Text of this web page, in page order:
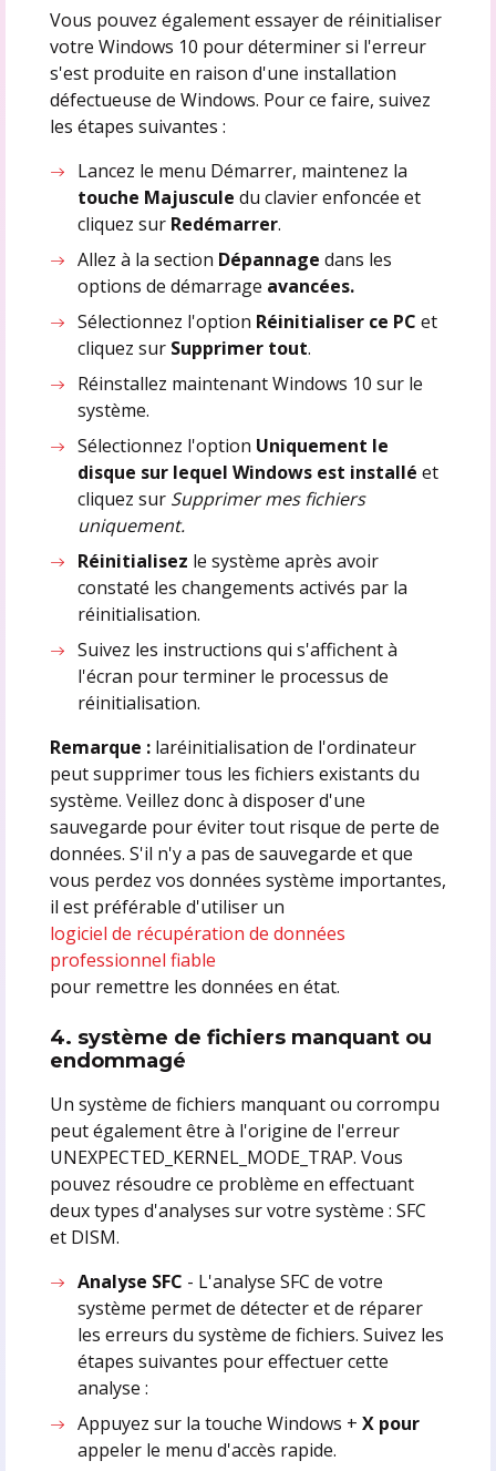
Vous pouvez également essayer de réinitialiser
votre Windows 10 pour déterminer si l'erreur
s'est produite en raison d'une installation
défectueuse de Windows. Pour ce faire, suivez
les étapes suivantes :
Lancez le menu Démarrer, maintenez la
touche Majusculedu clavier enfoncée et
cliquez sur Redémarrer.
Allez à la section Dépannagedans les
options de démarrage avancées.
Sélectionnez l'option Réinitialiser ce PCet
cliquez sur Supprimer tout.
Réinstallez maintenant Windows 10 sur le
système.
Sélectionnez l'option Uniquement le
disque sur lequel Windows est installéet
cliquez sur Supprimer mes fichiers
uniquement.
Réinitialisez le système après avoir
constaté les changements activés par la
réinitialisation.
Suivez les instructions qui s'affichent à
l'écran pour terminer le processus de
réinitialisation.
Remarque : laréinitialisation de l'ordinateur
peut supprimer tous les fichiers existants du
système. Veillez donc à disposer d'une
sauvegarde pour éviter tout risque de perte de
données. S'il n'y a pas de sauvegarde et que
vous perdez vos données système importantes,
il est préférable d'utiliser un
logiciel de récupération de données
professionnel fiable
pour remettre les données en état.
4. système de fichiers manquant ou
endommagé
Un système de fichiers manquant ou corrompu
peut également être à l'origine de l'erreur
UNEXPECTED_KERNEL_MODE_TRAP. Vous
pouvez résoudre ce problème en effectuant
deux types d'analyses sur votre système : SFC
et DISM.
Analyse SFC - L'analyse SFC de votre
système permet de détecter et de réparer
les erreurs du système de fichiers. Suivez les
étapes suivantes pour effectuer cette
analyse :
Appuyez sur la touche Windows +X pour
appeler le menu d'accès rapide.